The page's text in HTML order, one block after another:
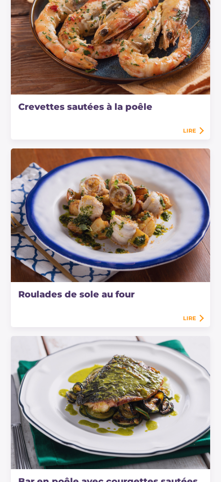
Crevettes sautées à la poêle
LIRE
Roulades de sole au four
LIRE